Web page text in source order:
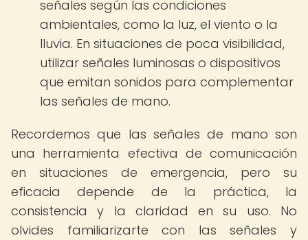
señales según las condiciones
ambientales, como la luz, el viento o la
lluvia. En situaciones de poca visibilidad,
utilizar señales luminosas o dispositivos
que emitan sonidos para complementar
las señales de mano.
Recordemos que las señales de mano son
una herramienta efectiva de comunicación
en situaciones de emergencia, pero su
eficacia depende de la práctica, la
consistencia y la claridad en su uso. No
olvides familiarizarte con las señales y